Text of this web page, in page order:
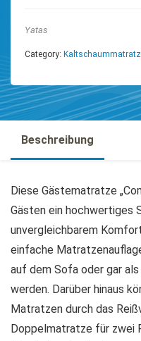
Yatas
Category:
Beschreibung
Diese Gästematratze
Gästen ein hochwertiges
unvergleichbarem
einfache
auf dem Sofa oder gar
werden. Darüber hinaus
Matratzen durch das
Doppelmatratze für zwei